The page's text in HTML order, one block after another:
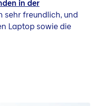
in der
sehr freundlich, und
Laptop sowie die